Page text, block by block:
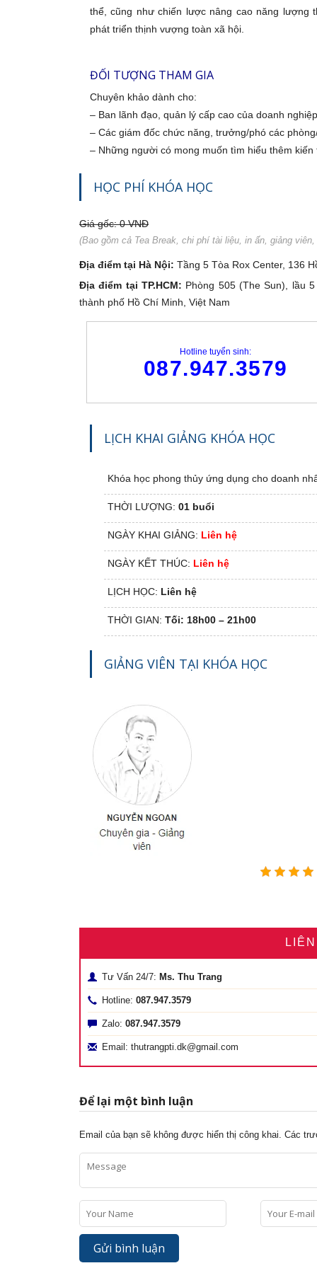
thể, cũng như chiến lược nâng cao năng lượng
phát triển thịnh vượng toàn xã hội.
ĐỐI TƯỢNG THAM GIA
Chuyên khảo dành cho:
– Ban lãnh đạo, quản lý cấp cao của doanh
– Các giám đốc chức năng, trưởng/phó các
– Những người có mong muốn tìm hiểu thêm
HỌC PHÍ KHÓA HỌC
Giá gốc: 0 VNĐ
(Bao gồm cả Tea Break, chi phí tài liệu, in ấn, giảng
Địa điểm tại Hà Nội: Tầng 5 Tòa Rox Center, 136
Địa điểm tại TP.HCM: Phòng 505 (The Sun), lầu
thành phố Hồ Chí Minh, Việt Nam
Hotline tuyển sinh:
087.947.3579
LỊCH KHAI GIẢNG KHÓA HỌC
Khóa học phong thủy ứng dụng cho doanh
THỜI LƯỢNG: 01 buổi
NGÀY KHAI GIẢNG: Liên hệ
NGÀY KẾT THÚC: Liên hệ
LỊCH HỌC: Liên hệ
THỜI GIAN: Tối: 18h00 – 21h00
GIẢNG VIÊN TẠI KHÓA HỌC
Tư Vấn 24/7: Ms. Thu Trang
Hotline: 087.947.3579
Zalo: 087.947.3579
Email: thutrangpti.dk@gmail.com
Để lại một bình luận
Email của bạn sẽ không được hiển thị công khai. Các
3
6
8